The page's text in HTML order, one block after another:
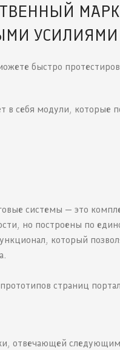
быстро
в себя модули, которые
системы — это
но построены по
который
страниц
отвечающей